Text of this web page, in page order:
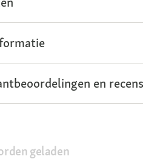
en
geladen